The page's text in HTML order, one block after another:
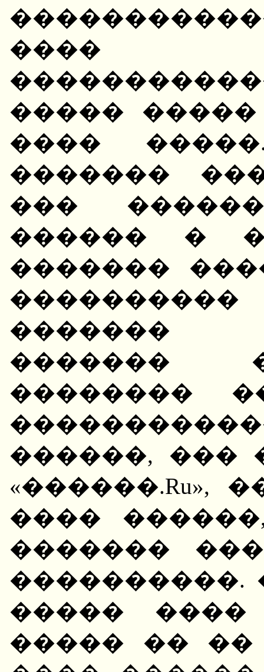
����
�����
����
�������
���
������ �
�������
�������
�������
��������
������, ���
«������.Ru»,
����
�������
����������.
�����
����� �� ��